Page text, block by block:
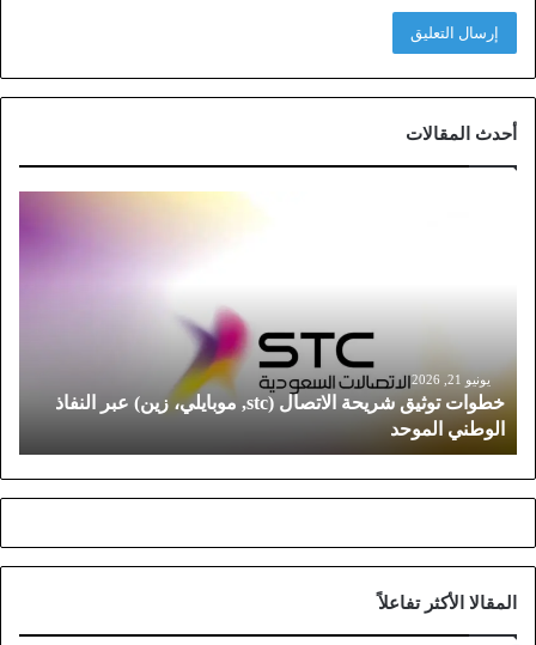
أحدث المقالات
ش
ر
ل
ا
يونيو 21, 2026
خطوات توثيق شريحة الاتصال (stc, موبايلي، زين) عبر النفاذ
الوطني الموحد
المقالا الأكثر تفاعلاً